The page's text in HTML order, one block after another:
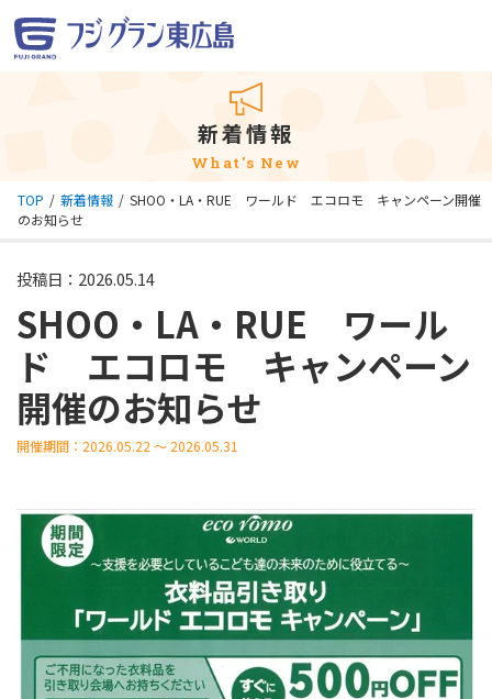
新着情報
What's New
TOP 新着情報
SHOO・LA・RUE ワールド エコロモ キャンペーン開催
のお知らせ
投稿日：2026.05.14
SHOO・LA・RUE ワール
ド エコロモ キャンペーン
開催のお知らせ
開催期間：2026.05.22 ～ 2026.05.31